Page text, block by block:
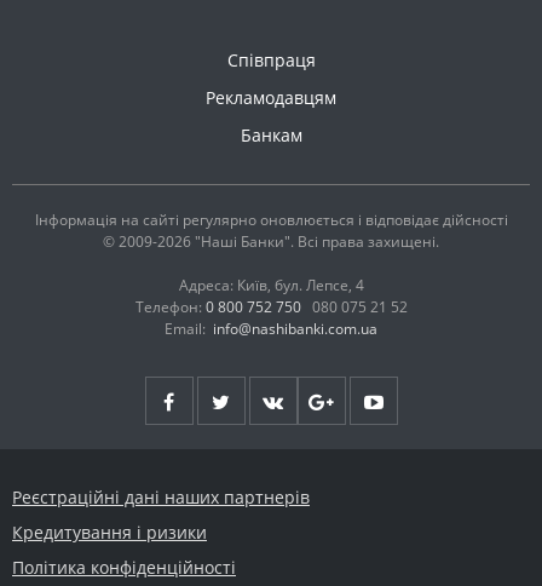
Співпраця
Рекламодавцям
Банкам
Інформація на сайті регулярно оновлюється і відповідає дійсності
© 2009-2026 "Наші Банки". Всі права захищені.
Адреса: Київ, бул. Лепсе, 4
Телефон: 0 800 752 750 080 075 21 52
Email: info@nashibanki.com.ua
Реєстраційні дані наших партнерів
Кредитування і ризики
Політика конфіденційності